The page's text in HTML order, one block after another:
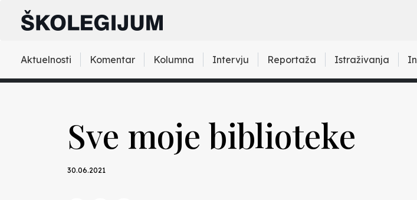
Aktuelnosti Komentar Kolumna Intervju Reportaža Istraživanja
Sve moje biblioteke
30.06.2021